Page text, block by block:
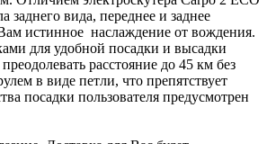
вида, переднее и заднее
истинное наслаждение от вождения.
для удобной посадки и высадки
расстояние до 45 км без
в виде петли, что препятствует
посадки пользователя предусмотрен